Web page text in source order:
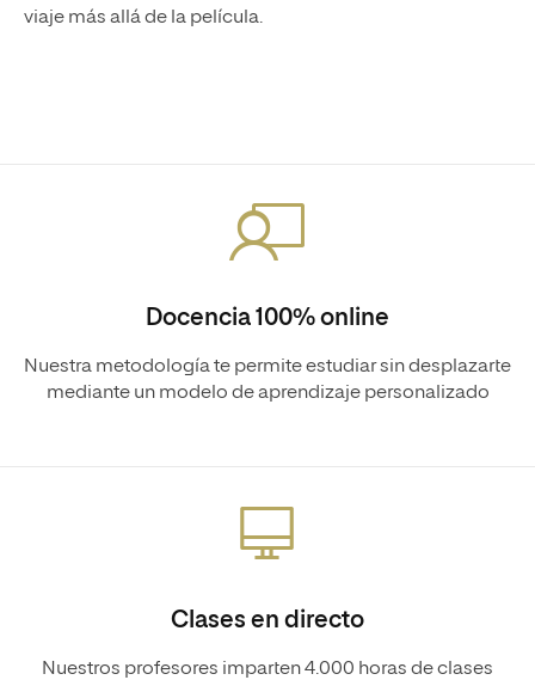
viaje más allá de la película.
Docencia 100% online
Nuestra metodología te permite estudiar sin desplazarte
mediante un modelo de aprendizaje personalizado
Clases en directo
Nuestros profesores imparten 4.000 horas de clases